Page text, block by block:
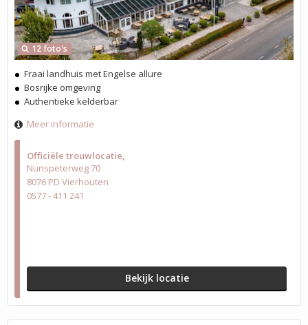
Officiële trouwlocatie
Nunspeterweg 70
8076 PD Vierhouten
0577 - 411 241
Bekijk locatie
12 foto's
Fraai landhuis met Engelse allure
Bosrijke omgeving
Authentieke kelderbar
Meer informatie